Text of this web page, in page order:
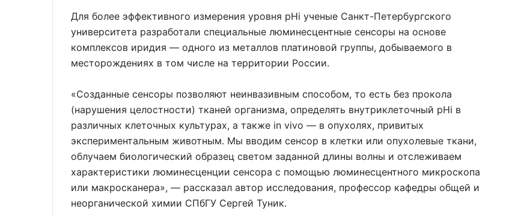
Для более эффективного измерения уровня рНi ученые Санкт-Петербургского
университета разработали специальные люминесцентные сенсоры на основе
комплексов иридия — одного из металлов платиновой группы, добываемого в
месторождениях в том числе на территории России.
«Созданные сенсоры позволяют неинвазивным способом, то есть без прокола
(нарушения целостности) тканей организма, определять внутриклеточный рНi в
различных клеточных культурах, а также in vivo — в опухолях, привитых
экспериментальным животным. Мы вводим сенсор в клетки или опухолевые ткани,
облучаем биологический образец светом заданной длины волны и отслеживаем
характеристики люминесценции сенсора с помощью люминесцентного микроскопа
или макросканера», — рассказал автор исследования, профессор кафедры общей и
неорганической химии СПбГУ Сергей Туник.